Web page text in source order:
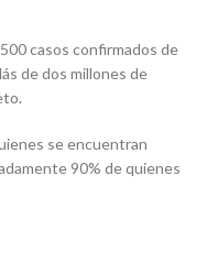
casos confirmados de
de dos millones de
se encuentran
90% de quienes